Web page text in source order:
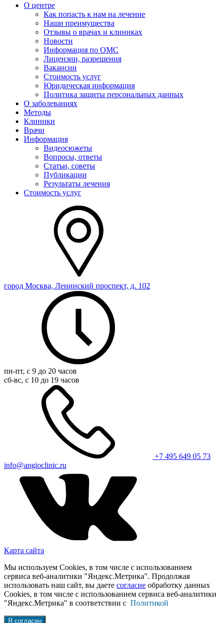
О центре
Как попасть к нам на лечение
Наши преимущества
Отзывы о врачах и клиниках
Новости
Информация по ОМС
Лицензии, разрешения
Вакансии
Стоимость услуг
Юридическая информация
Политика защиты персональных данных
О заболеваниях
Методы
Клиники
Врачи
Информация
Видеосюжеты
Вопросы, ответы
Статьи, советы
Публикации
Результаты лечения
Стоимость услуг
город Москва, Ленинский проспект, д. 102
пн-пт, с 9 до 20 часов
сб-вс, с 10 до 19 часов
+7 495 649 05 73
info@angioclinic.ru
Карта сайта
Мы используем Cookies, в том числе с использованием
сервиса веб-аналитики "Яндекс.Метрика". Продолжая
использовать наш сайт, вы даете согласие обработку данных
Cookies, в том числе с использованием сервиса веб-аналитики
"Яндекс.Метрика" в соответствии с Политикой
Я согласен